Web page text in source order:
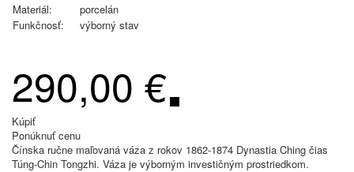
Materiál:
porcelán
Funkčnosť:
výborný stav
290,00 €
Kúpiť
Ponúknuť cenu
Čínska ručne maľovaná váza z rokov 1862-1874 Dynastia Ching čias
Túng-Chin Tongzhi. Váza je výborným investičným prostriedkom.